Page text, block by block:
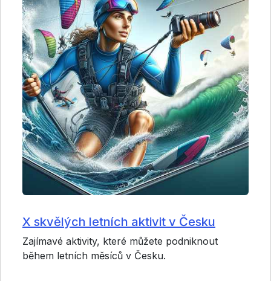
X skvělých letních aktivit v Česku
Zajímavé aktivity, které můžete podniknout
během letních měsíců v Česku.